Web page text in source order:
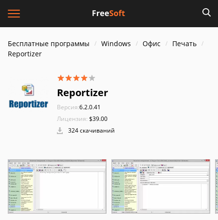
Бесплатные программы Windows Офис
Печать
Reportizer
Reportizer
Версия:6.2.0.41
Лицензия: $39.00
324 скачиваний